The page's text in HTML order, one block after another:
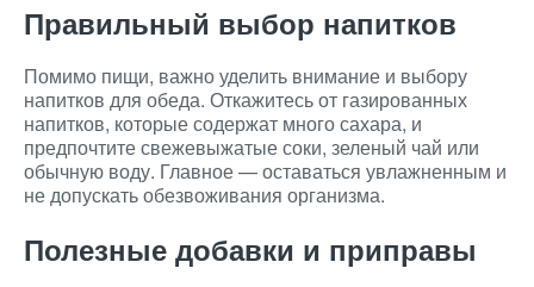
Правильный выбор напитков
Помимо пищи, важно уделить внимание и выбору
напитков для обеда. Откажитесь от газированных
напитков, которые содержат много сахара, и
предпочтите свежевыжатые соки, зеленый чай или
обычную воду. Главное — оставаться увлажненным и
не допускать обезвоживания организма.
Полезные добавки и приправы